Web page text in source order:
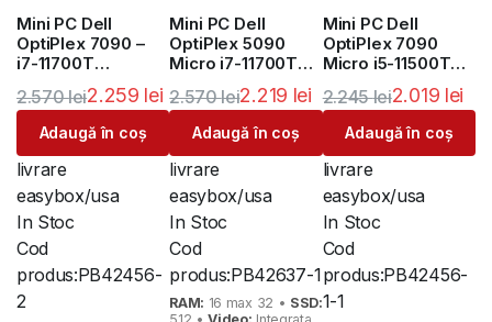
Mini PC Dell
OptiPlex 7090 –
i7-11700T
Windows 10 Pro
2.570lei2.259 lei
Adaugă în coș
livrare
easybox/usa
In Stoc
Cod
produs:PB42456-
2
Mini PC Dell
OptiPlex 5090
Micro i7-11700T
Windows 10 pro
2.570lei2.219 lei
Adaugă în coș
livrare
easybox/usa
In Stoc
Cod
produs:PB42637-1
RAM: 16 max 32 • SSD:
Mini PC Dell
OptiPlex 7090
Micro i5-11500T
Windows 10 Pro
2.245lei2.019 lei
Adaugă în coș
livrare
easybox/usa
In Stoc
Cod
produs:PB42456-
1-1